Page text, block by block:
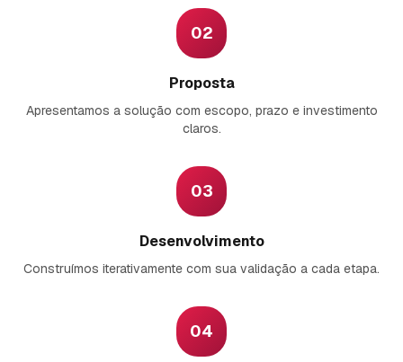
02
Proposta
Apresentamos a solução com escopo, prazo e investimento
claros.
03
Desenvolvimento
Construímos iterativamente com sua validação a cada etapa.
04